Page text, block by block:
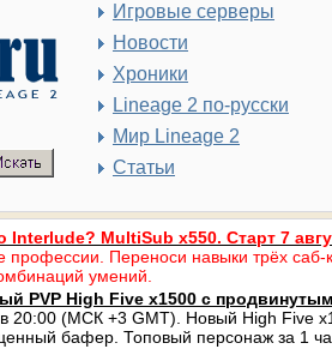
Игровые серверы
Новости
Хроники
Lineage 2 по-русски
Мир Lineage 2
Статьи
Interlude? MultiSub x550. Старт 7
Переноси навыки трёх саб-
умений.
PVP High Five x1500 с
20:00 (МСК +3 GMT). Новый High Five
бафер. Топовый персонаж за 1